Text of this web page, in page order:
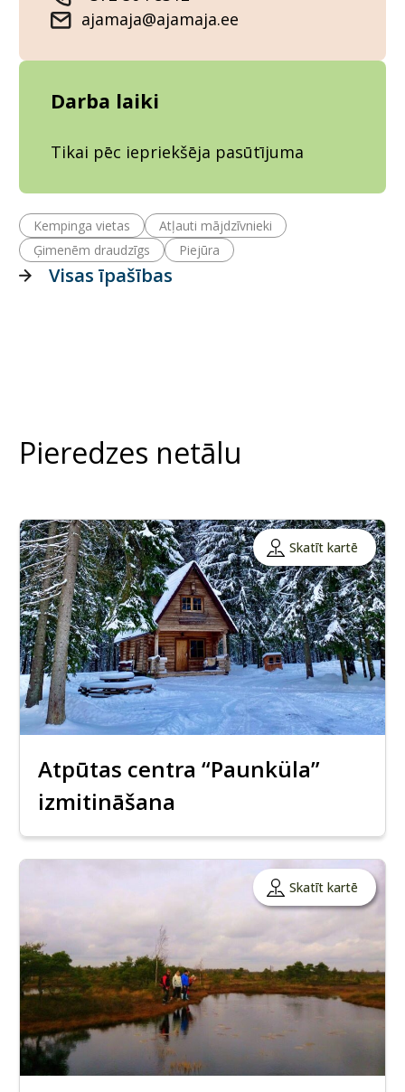
ajamaja@ajamaja.ee
Darba laiki
Tikai pēc iepriekšēja pasūtījuma
Kempinga vietas
Atļauti mājdzīvnieki
Ģimenēm draudzīgs
Piejūra
Visas īpašības
Pieredzes netālu
Skatīt kartē
Atpūtas centra “Paunküla”
izmitināšana
Skatīt kartē